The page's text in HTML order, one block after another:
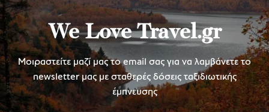
We Love Travel.gr
Μοιραστείτε μαζί μας το email σας για να λαμβάνετε το
newsletter μας με σταθερές δόσεις ταξιδιωτικής
έμπνευσης